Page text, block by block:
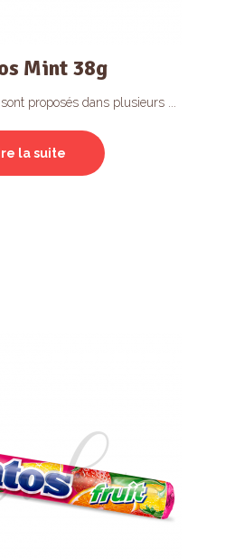
Mint 38g
proposés dans plusieurs ...
la suite